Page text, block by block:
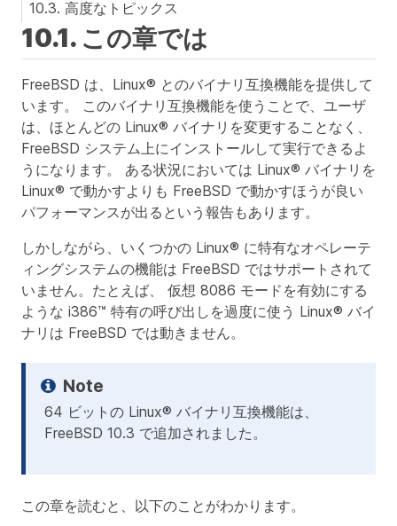
10.3. 高度なトピックス
10.1. この章では
FreeBSD は、Linux® とのバイナリ互換機能を提供して
います。 このバイナリ互換機能を使うことで、ユーザ
は、ほとんどの Linux® バイナリを変更することなく、
FreeBSD システム上にインストールして実行できるよ
うになります。 ある状況においては Linux® バイナリを
Linux® で動かすよりも FreeBSD で動かすほうが良い
パフォーマンスが出るという報告もあります。
しかしながら、いくつかの Linux® に特有なオペレーテ
ィングシステムの機能は FreeBSD ではサポートされて
いません。たとえば、 仮想 8086 モードを有効にする
ような i386™ 特有の呼び出しを過度に使う Linux® バイ
ナリは FreeBSD では動きません。
64 ビットの Linux® バイナリ互換機能は、
FreeBSD 10.3 で追加されました。
この章を読むと、以下のことがわかります。